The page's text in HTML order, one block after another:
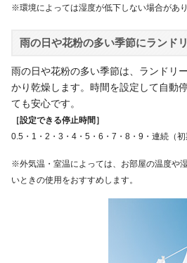
※環境によっては湿度が低下しない場合があり
雨の日や花粉の多い季節にランド
雨の日や花粉の多い季節は、ランドリ
かり乾燥します。時間を設定して自動
ても安心です。
［設定できる停止時間］
0.5・1・2・3・4・5・6・7・8・9・連続（初
※外気温・室温によっては、お部屋の温度や
いときの使用をおすすめします。